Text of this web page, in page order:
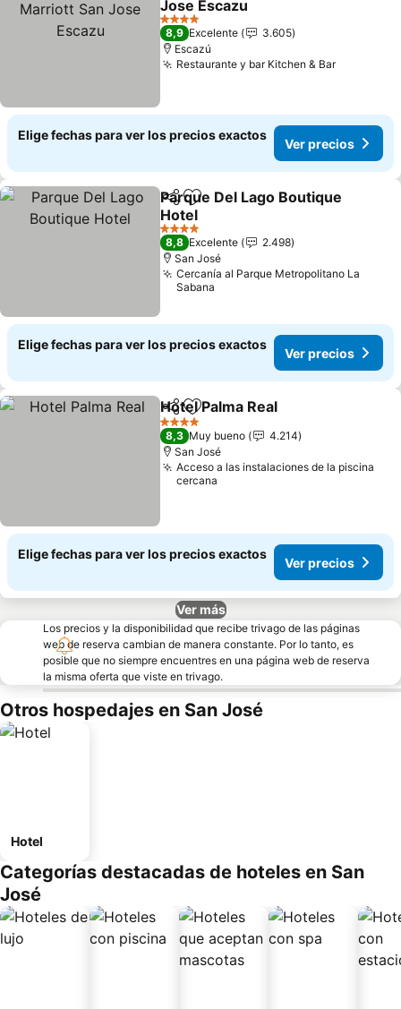
Jose Escazu
4 Estrellas
8,9 Excelente
3.605
Escazú
Restaurante y bar Kitchen & Bar
Elige fechas para ver los precios exactos
Ver precios
CompartirAgregar a favoritos
Parque Del Lago Boutique
Hotel
4 Estrellas
8,8 Excelente
2.498
San José
Cercanía al Parque Metropolitano La
Sabana
Elige fechas para ver los precios exactos
Ver precios
CompartirAgregar a favoritos
Hotel Palma Real
4 Estrellas
8,3 Muy bueno
4.214
San José
Acceso a las instalaciones de la piscina
cercana
Elige fechas para ver los precios exactos
Ver precios
Ver más
Los precios y la disponibilidad que recibe trivago de las páginas
web de reserva cambian de manera constante. Por lo tanto, es
posible que no siempre encuentres en una página web de reserva
la misma oferta que viste en trivago.
Otros hospedajes en San José
Hotel
Categorías destacadas de hoteles en San
José